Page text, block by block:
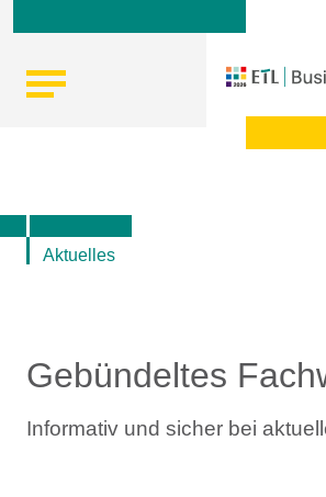
Skip
content
Aktuelles
Gebündeltes
Informativ und sicher bei